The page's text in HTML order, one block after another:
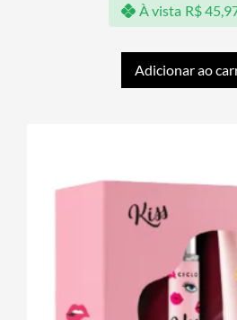
À vista R$
Adicionar ao